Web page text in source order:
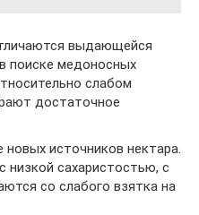
выдающейся
поиске медоносных
слабом
достаточное
источников нектара.
сахаристостью, с
со слабого взятка на